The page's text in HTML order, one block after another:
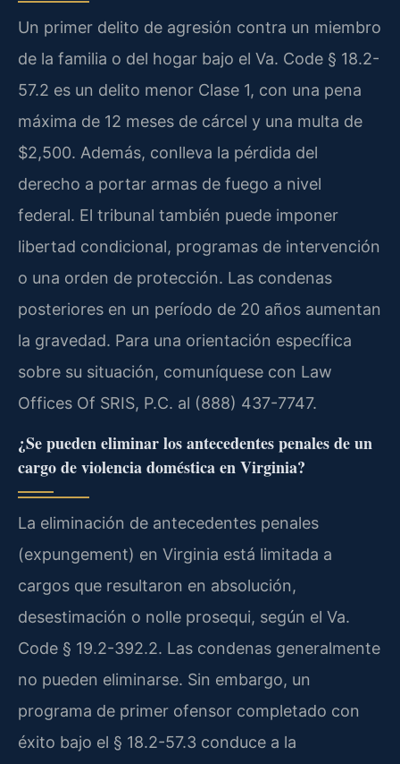
Un primer delito de agresión contra un miembro
de la familia o del hogar bajo el Va. Code § 18.2-
57.2 es un delito menor Clase 1, con una pena
máxima de 12 meses de cárcel y una multa de
$2,500. Además, conlleva la pérdida del
derecho a portar armas de fuego a nivel
federal. El tribunal también puede imponer
libertad condicional, programas de intervención
o una orden de protección. Las condenas
posteriores en un período de 20 años aumentan
la gravedad. Para una orientación específica
sobre su situación, comuníquese con Law
Offices Of SRIS, P.C. al (888) 437-7747.
¿Se pueden eliminar los antecedentes penales de un
cargo de violencia doméstica en Virginia?
La eliminación de antecedentes penales
(expungement) en Virginia está limitada a
cargos que resultaron en absolución,
desestimación o nolle prosequi, según el Va.
Code § 19.2-392.2. Las condenas generalmente
no pueden eliminarse. Sin embargo, un
programa de primer ofensor completado con
éxito bajo el § 18.2-57.3 conduce a la